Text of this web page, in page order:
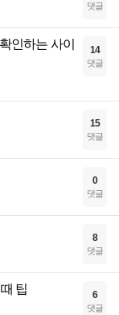
댓글
인하는 사이
14
댓글
15
댓글
0
댓글
8
댓글
팁 6
댓글